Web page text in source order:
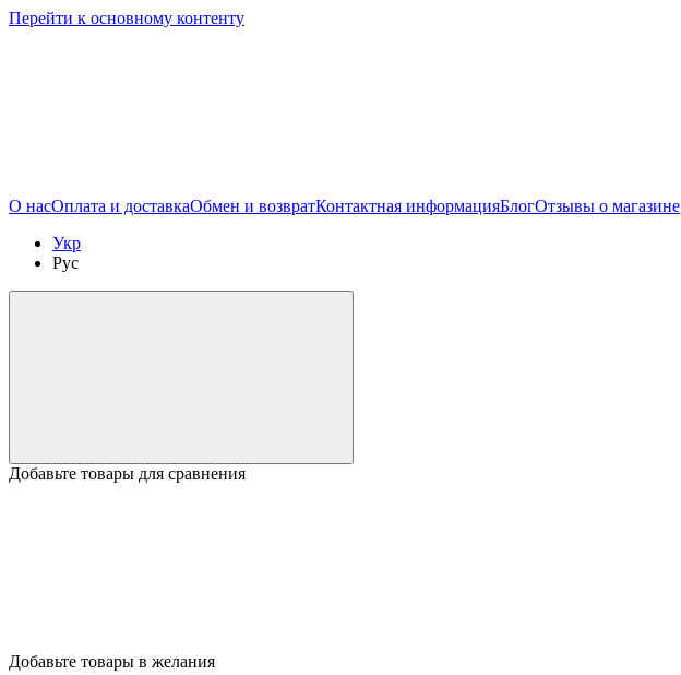
Перейти к основному контенту
О насОплата и доставкаОбмен и возвратКонтактная информацияБлогОтзывы о магазине
Укр
Рус
Добавьте товары для сравнения
Добавьте товары в желания